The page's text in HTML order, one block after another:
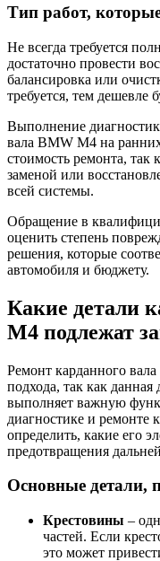
Тип работ,
Не всегда требуется
достаточно провести
балансировка или
требуется, тем дешевле
Выполнение
вала BMW M4 на
стоимость ремонта,
заменой или
всей системы.
Обращение в
оценить степень
решения, которые
автомобиля и бюджету.
Какие детали
M4 подлежат
Ремонт карданного
подхода, так как
выполняет важную
диагностике и ремонте
определить, какие его
предотвращения
Основные детали,
Крестовины –
частей. Если
это может